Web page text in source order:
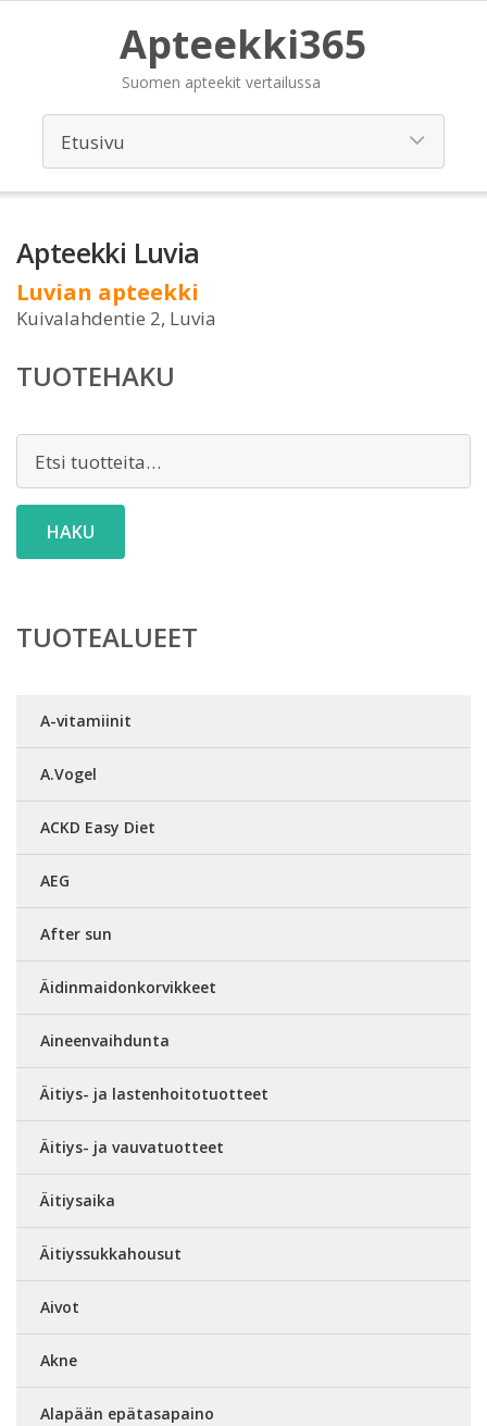
Apteekki365
Suomen apteekit vertailussa
Apteekki Luvia
Luvian apteekki
Kuivalahdentie 2, Luvia
TUOTEHAKU
HAKU
TUOTEALUEET
A-vitamiinit
A.Vogel
ACKD Easy Diet
AEG
After sun
Äidinmaidonkorvikkeet
Aineenvaihdunta
Äitiys- ja lastenhoitotuotteet
Äitiys- ja vauvatuotteet
Äitiysaika
Äitiyssukkahousut
Aivot
Akne
Alapään epätasapaino